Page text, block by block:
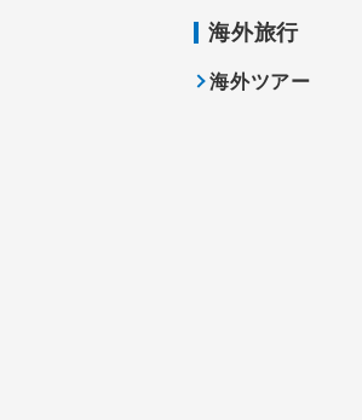
海外旅行
海外ツアー